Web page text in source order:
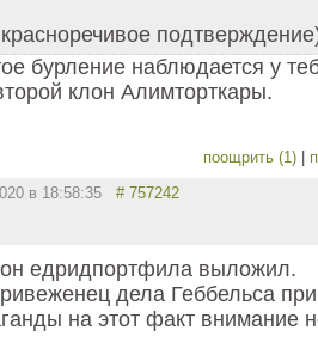
бурление наблюдается у
клон Алимторткары.
поощрить (1) |
в 18:58:35 # 757242
едридпортфила выложил.
дела Геббельса при
на этот факт внимание